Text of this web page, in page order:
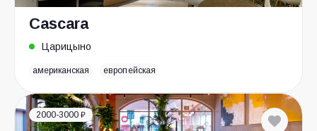
Cascara
Царицыно
американская европейская
2000-3000 ₽